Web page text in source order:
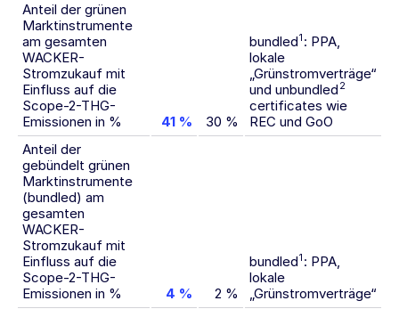
Anteil der grünen
Marktinstrumente
am gesamten
WACKER-
Stromzukauf mit
Einfluss auf die
Scope-2-THG-
Emissionen in %
41 % 30 %
bundled1 : PPA,
lokale
„Grünstromverträge“
und unbundled 2
certificates wie
REC und GoO
Anteil der
gebündelt grünen
Marktinstrumente
(bundled) am
gesamten
WACKER-
Stromzukauf mit
Einfluss auf die
Scope-2-THG-
Emissionen in %
4 % 2 %
bundled1 : PPA,
lokale
„Grünstromverträge“